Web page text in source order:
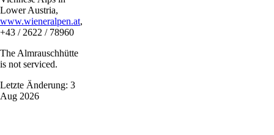
Lower Austria,
www.wieneralpen.at,
+43 / 2622 / 78960
The Almrauschhütte
is not serviced.
Letzte Änderung: 3
Aug 2026